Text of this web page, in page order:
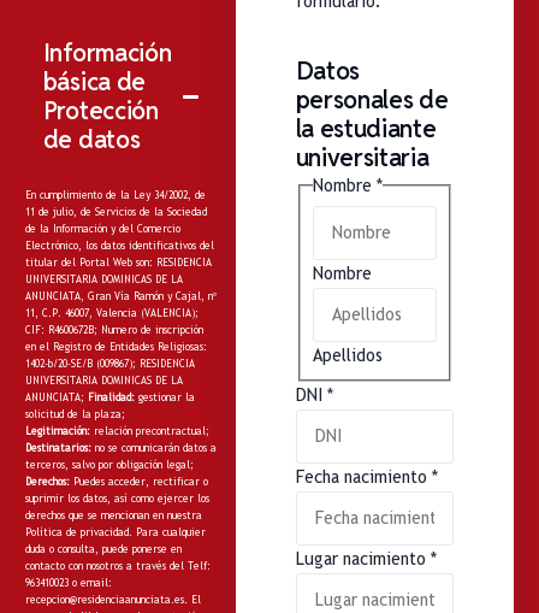
Información
básica de
Protección
de datos
En cumplimiento de la Ley 34/2002, de
11 de julio, de Servicios de la Sociedad
de la Información y del Comercio
Electrónico, los datos identificativos del
titular del Portal Web son: RESIDENCIA
UNIVERSITARIA DOMINICAS DE LA
ANUNCIATA, Gran Vía Ramón y Cajal, nº
11, C.P. 46007, Valencia (VALENCIA);
CIF: R4600672B; Numero de inscripción
en el Registro de Entidades Religiosas:
1402-b/20-SE/B (009867); RESIDENCIA
UNIVERSITARIA DOMINICAS DE LA
ANUNCIATA; Finalidad: gestionar la
solicitud de la plaza;
Legitimación: relación precontractual;
Destinatarios: no se comunicarán datos a
terceros, salvo por obligación legal;
Derechos: Puedes acceder, rectificar o
suprimir los datos, así como ejercer los
derechos que se mencionan en nuestra
Política de privacidad . Para cualquier
duda o consulta, puede ponerse en
contacto con nosotros a través del Telf:
963410023 o email:
recepcion@residenciaanunciata.es. El
Datos
personales de
la estudiante
universitaria
Nombre *
Nombre
Apellidos
DNI *
Fecha nacimiento *
Lugar nacimiento *